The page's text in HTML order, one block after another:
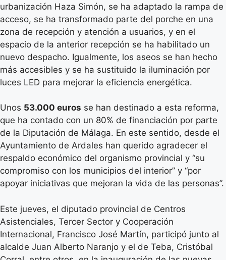
urbanización Haza Simón, se ha adaptado la rampa de
acceso, se ha transformado parte del porche en una
zona de recepción y atención a usuarios, y en el
espacio de la anterior recepción se ha habilitado un
nuevo despacho. Igualmente, los aseos se han hecho
más accesibles y se ha sustituido la iluminación por
luces LED para mejorar la eficiencia energética.
Unos 53.000 euros se han destinado a esta reforma,
que ha contado con un 80% de financiación por parte
de la Diputación de Málaga. En este sentido, desde el
Ayuntamiento de Ardales han querido agradecer el
respaldo económico del organismo provincial y “su
compromiso con los municipios del interior” y “por
apoyar iniciativas que mejoran la vida de las personas”.
Este jueves, el diputado provincial de Centros
Asistenciales, Tercer Sector y Cooperación
Internacional, Francisco José Martín, participó junto al
alcalde Juan Alberto Naranjo y el de Teba, Cristóbal